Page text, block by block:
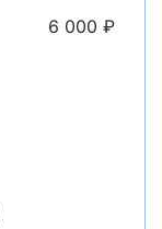
6 000 ₽